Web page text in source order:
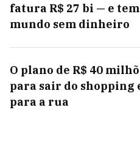
fatura R$ 27 bi — e
mundo sem dinheiro
O plano de R$ 40
para sair do
para a rua